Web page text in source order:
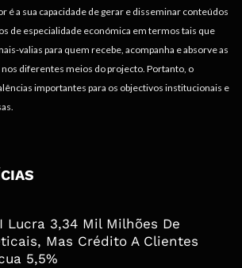
é a sua capacidade de gerar e disseminar conteúdos
de especialidade económica em termos tais que
valias para quem recebe, acompanha e absorve as
diferentes meios do projecto. Portanto, o
importantes para os objectivos institucionais e
Lucra 3,34 Mil Milhões De
Mas Crédito A Clientes
5,5%